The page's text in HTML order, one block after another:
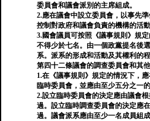
委員會和議會派別的主席組成。
2.應在議會中設立委員會，以事先
控制對政府和議會負責的機構的活動
3.國會議員可按照《議事規則》規
不得少於七名。由一個政黨提名後
系。派系的形成和活動及其權利的
第四十二條議會的調查委員會和其
1.在《議事規則》規定的情況下，
臨時委員會，並應由至少五分之一的
2.設立臨時委員會的決定應由議會
過。設立臨時調查委員會的決定應
過。議會派系應由至少一名成員組